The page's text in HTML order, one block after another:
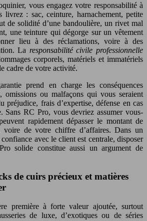
vous engagez votre responsabilité à
livrez : sac, ceinture, harnachement, petite
de solidité d’une bandoulière, un rivet mal
une teinture qui dégorge sur un vêtement
lieu à des réclamations, voire à des
La responsabilité civile professionnelle
corporels, matériels et immatériels
cadre de votre activité.
prend en charge les conséquences
omissions ou malfaçons qui vous seraient
préjudice, frais d’expertise, défense en cas
Sans RC Pro, vous devriez assumer vous-
rapidement dépasser le montant de
voire de votre chiffre d’affaires. Dans un
avec le client est centrale, disposer
solide constitue aussi un argument de
de cuirs précieux et matières
première à forte valeur ajoutée, surtout
de luxe, d’exotiques ou de séries